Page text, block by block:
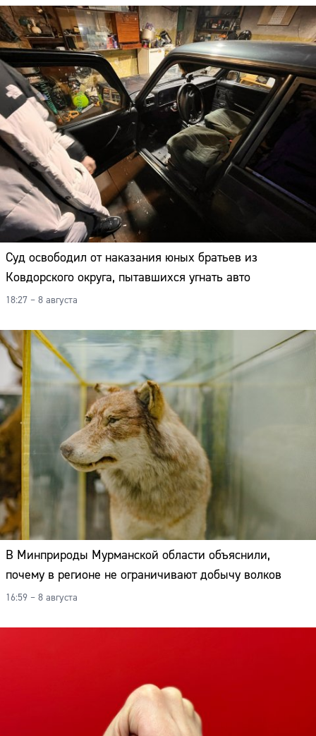
Суд освободил от наказания юных братьев из
Ковдорского округа, пытавшихся угнать авто
18:27 – 8 августа
В Минприроды Мурманской области объяснили,
почему в регионе не ограничивают добычу волков
16:59 – 8 августа